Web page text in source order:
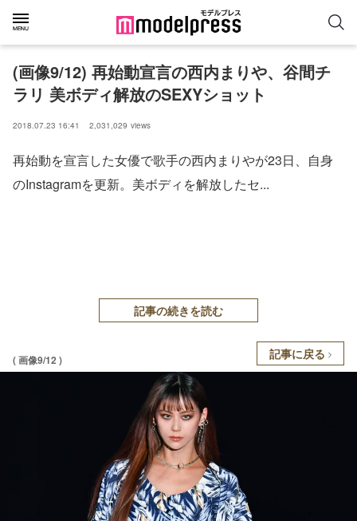
(画像9/12) 再始動宣言の西内まりや、谷間チ
ラリ 美ボディ解放のSEXYショット
2018.07.23 16:41 2,031,029 views
再始動を宣言した女優で歌手の西内まりやが23日、自身
のInstagramを更新。美ボディを解放したセ...
記事の続きを読む
( 画像9/12 ) 記事に戻る